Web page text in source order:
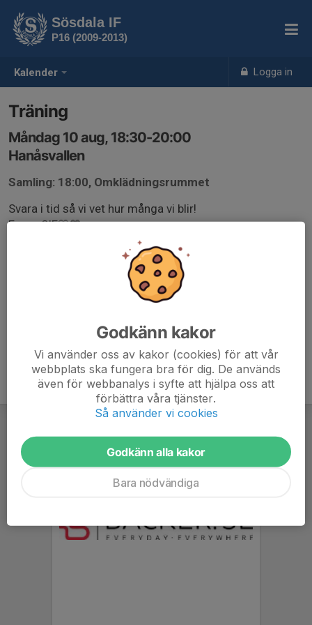
Kalender Logga in
Sösdala IF
P16 (2009-2013)
Träning
Måndag 10 aug, 18:30-20:00
Hanåsvallen
Samling: 18:00, Omklädningsrummet
Svara i tid så vi vet hur många vi blir!
Forza SIF🤍💙
Godkänn kakor
Vi använder oss av kakor (cookies) för att vår
webbplats ska fungera bra för dig. De används
även för webbanalys i syfte att hjälpa oss att
förbättra våra tjänster.
Så använder vi cookies
Godkänn alla kakor
Bara nödvändiga